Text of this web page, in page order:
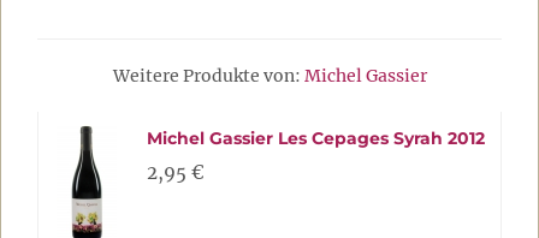
Weitere Produkte von: Michel Gassier
Michel Gassier Les Cepages Syrah 2012
2,95 €